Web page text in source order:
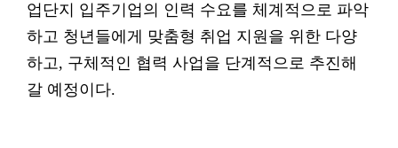
업단지 입주기업의 인력 수요를 체계적으로 파악
하고 청년들에게 맞춤형 취업 지원을 위한 다양
하고, 구체적인 협력 사업을 단계적으로 추진해
갈 예정이다.